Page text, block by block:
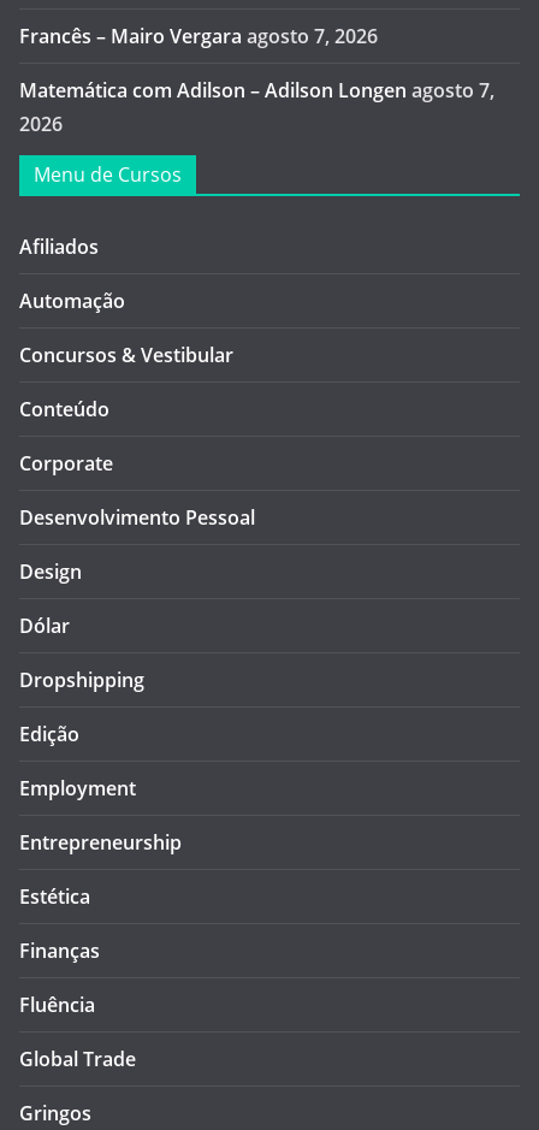
Francês – Mairo Vergara agosto 7, 2026
Matemática com Adilson – Adilson Longen agosto 7,
2026
Menu de Cursos
Afiliados
Automação
Concursos & Vestibular
Conteúdo
Corporate
Desenvolvimento Pessoal
Design
Dólar
Dropshipping
Edição
Employment
Entrepreneurship
Estética
Finanças
Fluência
Global Trade
Gringos